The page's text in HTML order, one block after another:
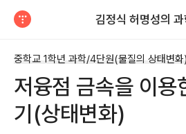
김정식 허명성의
중학교 1학년 과학/4단원(물질의 상태변화)
저융점 금속을 이용
기(상태변화)